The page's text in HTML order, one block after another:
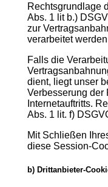
Rechtsgrundlage
Abs. 1 lit b.)
zur
verarbeitet
Falls die
dient, liegt unser
Verbesserung der
Internetauftritts.
Abs. 1 lit. f)
Mit Schließen
diese Session-
b) Drittanbieter-